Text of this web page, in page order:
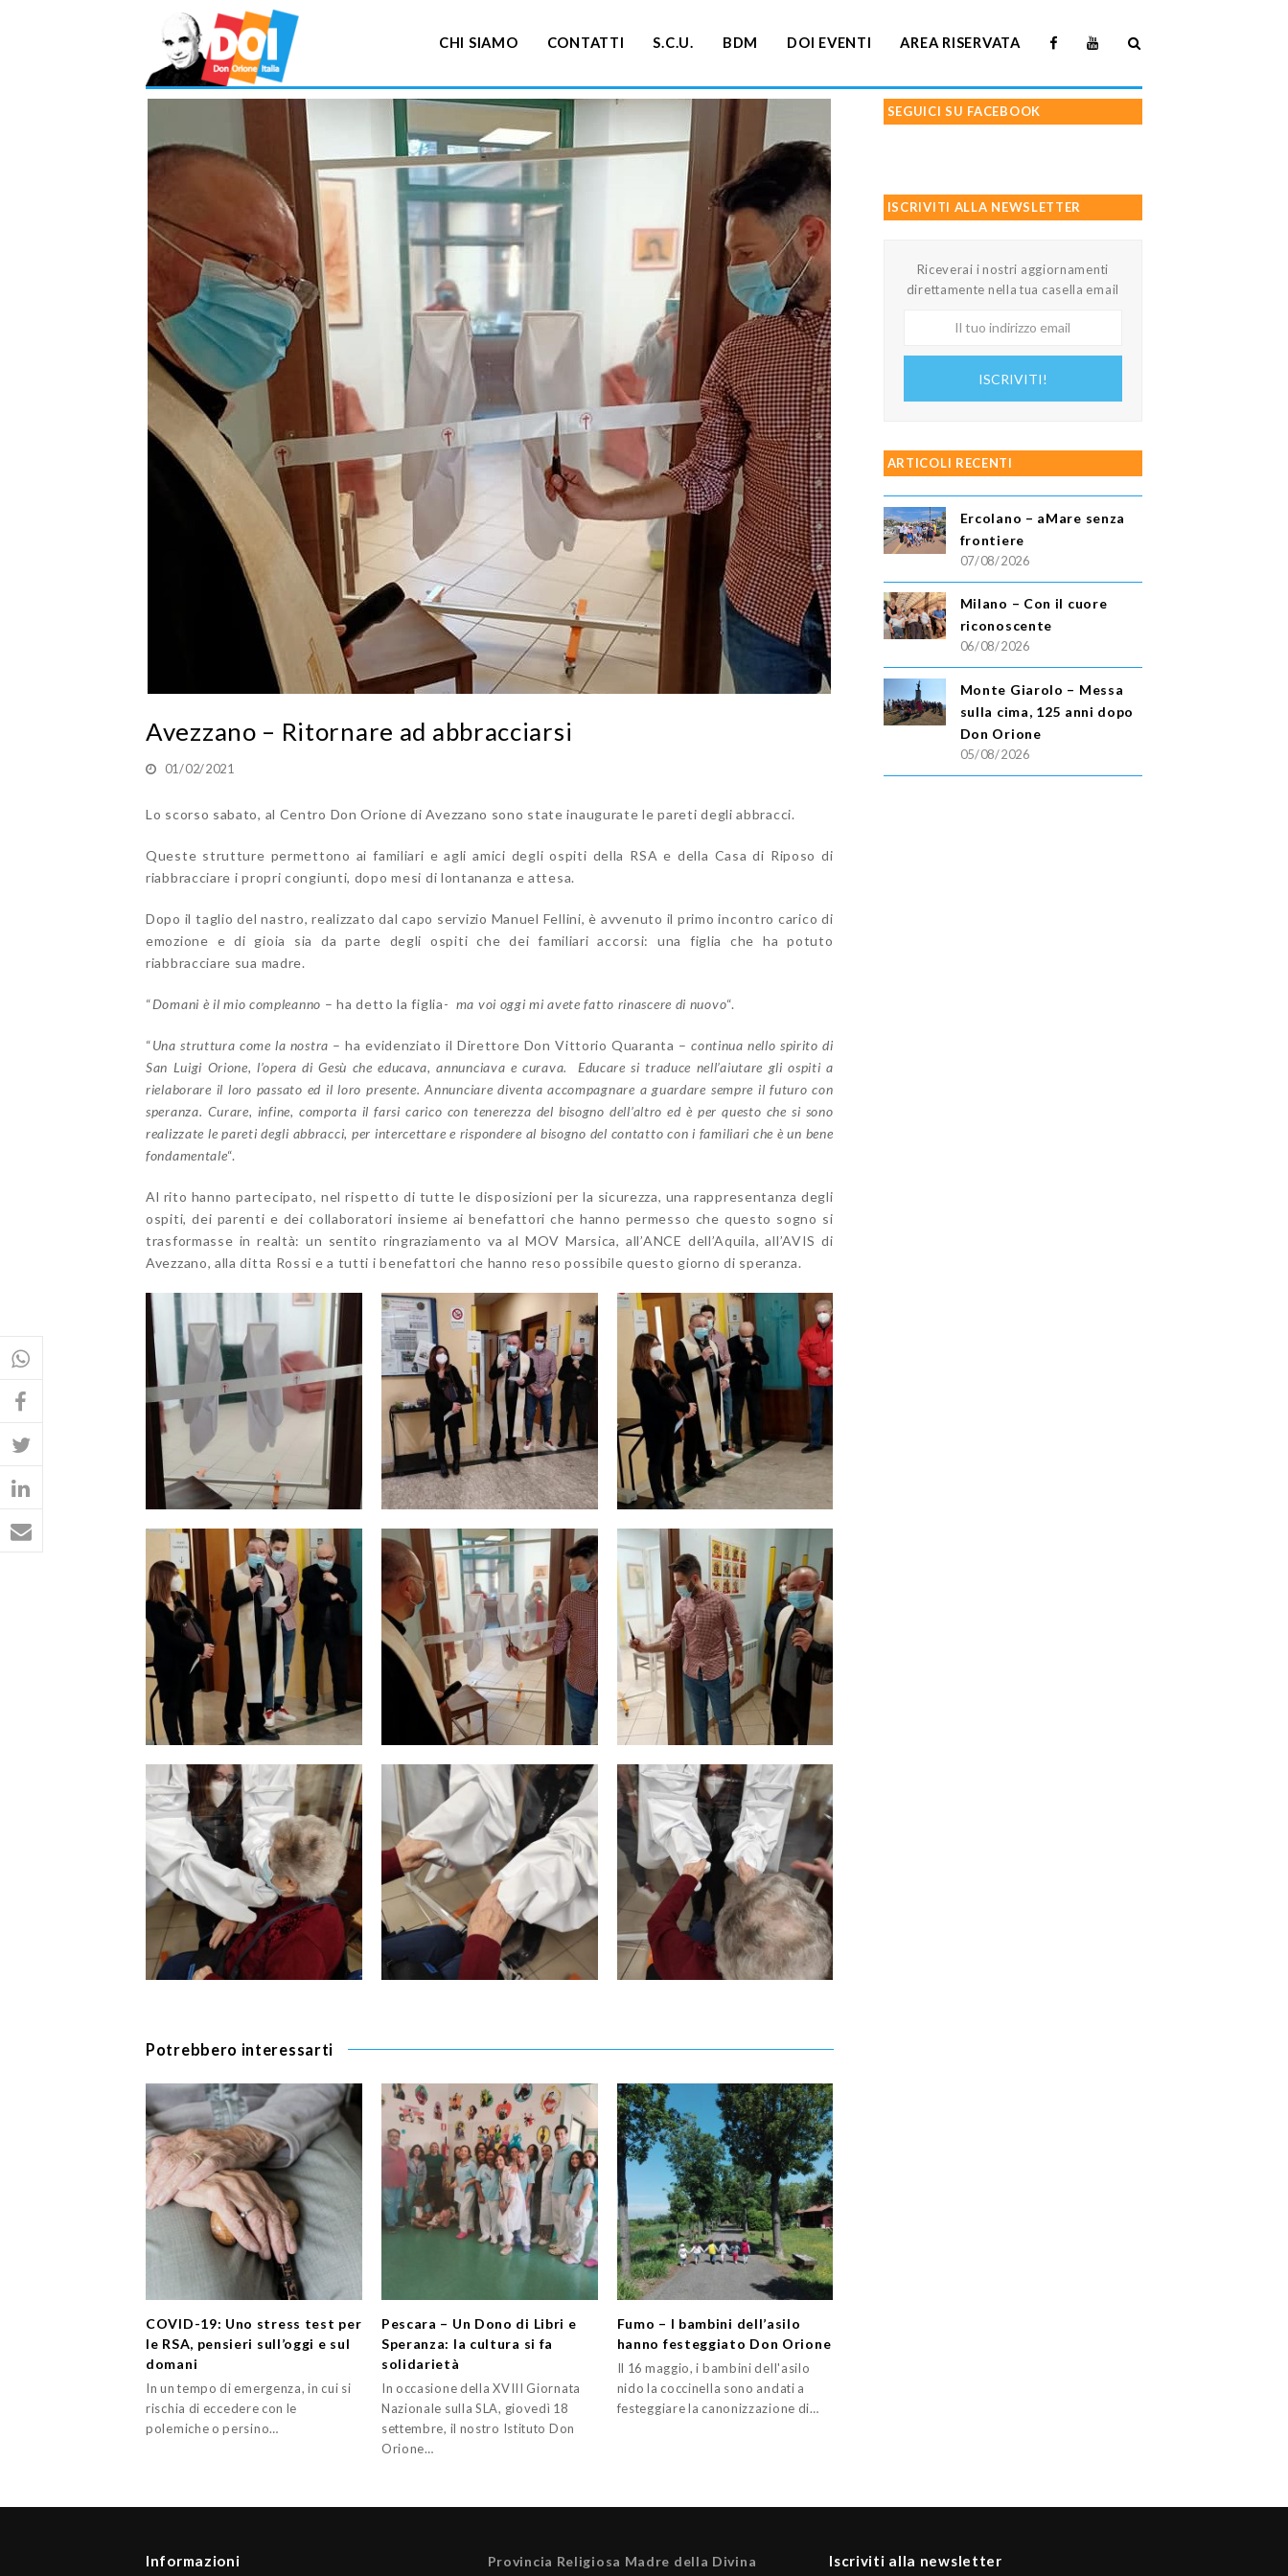
CHI SIAMO CONTATTI S.C.U. BDM DOI EVENTI AREA RISERVATA
Avezzano – Ritornare ad abbracciarsi
01/02/2021
Lo scorso sabato, al Centro Don Orione di Avezzano sono state inaugurate le pareti degli abbracci.
Queste strutture permettono ai familiari e agli amici degli ospiti della RSA e della Casa di Riposo di
riabbracciare i propri congiunti, dopo mesi di lontananza e attesa.
Dopo il taglio del nastro, realizzato dal capo servizio Manuel Fellini, è avvenuto il primo incontro carico di
emozione e di gioia sia da parte degli ospiti che dei familiari accorsi: una figlia che ha potuto
riabbracciare sua madre.
“Domani è il mio compleanno – ha detto la figlia- ma voi oggi mi avete fatto rinascere di nuovo“.
“Una struttura come la nostra – ha evidenziato il Direttore Don Vittorio Quaranta –continua nello spirito di
San Luigi Orione, l’opera di Gesù che educava, annunciava e curava. Educare si traduce nell’aiutare gli ospiti a
rielaborare il loro passato ed il loro presente. Annunciare diventa accompagnare a guardare sempre il futuro con
speranza. Curare, infine, comporta il farsi carico con tenerezza del bisogno dell’altro ed è per questo che si sono
realizzate le pareti degli abbracci, per intercettare e rispondere al bisogno del contatto con i familiari che è un bene
fondamentale“.
Al rito hanno partecipato, nel rispetto di tutte le disposizioni per la sicurezza, una rappresentanza degli
ospiti, dei parenti e dei collaboratori insieme ai benefattori che hanno permesso che questo sogno si
trasformasse in realtà: un sentito ringraziamento va al MOV Marsica, all’ANCE dell’Aquila, all’AVIS di
Avezzano, alla ditta Rossi e a tutti i benefattori che hanno reso possibile questo giorno di speranza.
Potrebbero interessarti
COVID-19: Uno stress test per
le RSA, pensieri sull’oggi e sul
domani
In un tempo di emergenza, in cui si
rischia di eccedere con le
polemiche o persino…
Pescara – Un Dono di Libri e
Speranza: la cultura si fa
solidarietà
In occasione della XVIII Giornata
Nazionale sulla SLA, giovedì 18
settembre, il nostro Istituto Don
Orione…
Fumo – I bambini dell’asilo
hanno festeggiato Don Orione
Il 16 maggio, i bambini dell'asilo
nido la coccinella sono andati a
festeggiare la canonizzazione di…
SEGUICI SU FACEBOOK
ISCRIVITI ALLA NEWSLETTER
Riceverai i nostri aggiornamenti
direttamente nella tua casella email
ISCRIVITI!
ARTICOLI RECENTI
Ercolano – aMare senza
frontiere
07/08/2026
Milano – Con il cuore
riconoscente
06/08/2026
Monte Giarolo – Messa
sulla cima, 125 anni dopo
Don Orione
05/08/2026
Informazioni
Provincia Religiosa Madre della Divina
Iscriviti alla newsletter